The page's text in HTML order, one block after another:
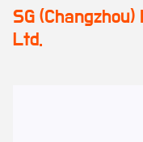
SG
Ltd.